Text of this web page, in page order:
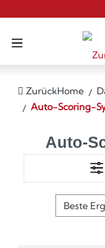
ZurückHome
Auto-Scoring-
Auto-